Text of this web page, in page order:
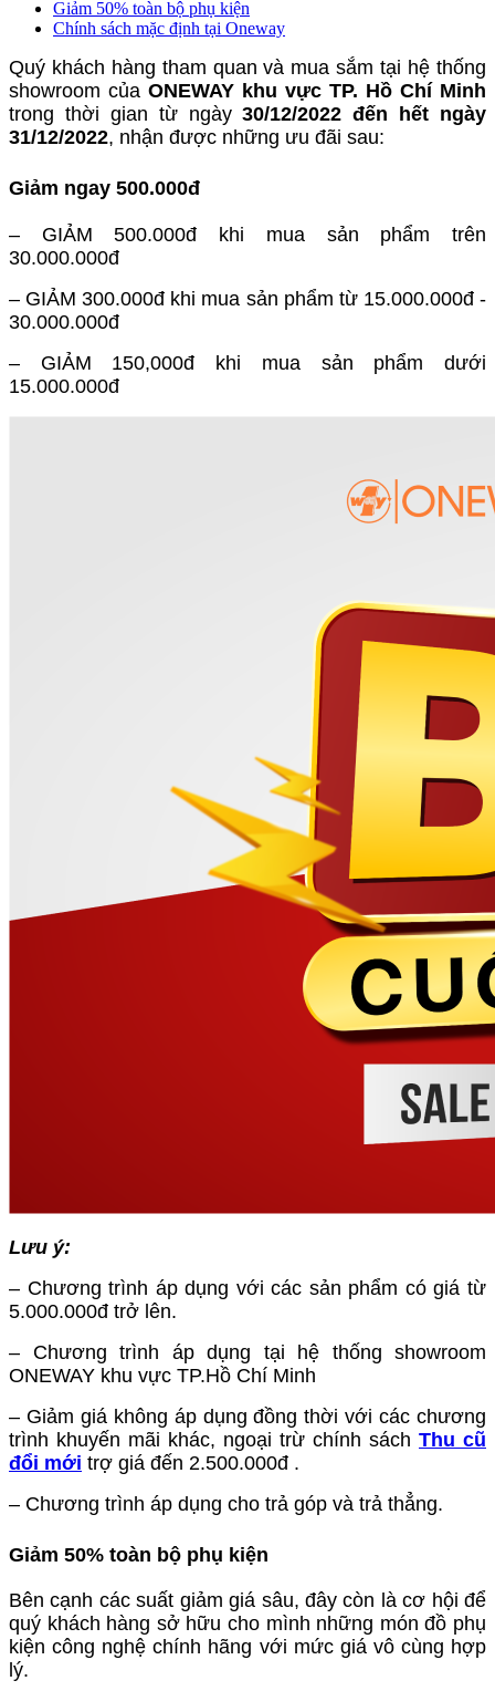
Giảm 50% toàn bộ phụ kiện
Chính sách mặc định tại Oneway
Quý khách hàng tham quan và mua sắm tại hệ thống
showroom của ONEWAY khu vực TP. Hồ Chí Minh
trong thời gian từ ngày30/12/2022 đến hết ngày
31/12/2022, nhận được những ưu đãi sau:
Giảm ngay 500.000đ
– GIẢM 500.000đ khi mua sản phẩm trên
30.000.000đ
– GIẢM 300.000đ khi mua sản phẩm từ 15.000.000đ -
30.000.000đ
– GIẢM 150,000đ khi mua sản phẩm dưới
15.000.000đ
Lưu ý:
– Chương trình áp dụng với các sản phẩm có giá từ
5.000.000đ trở lên.
– Chương trình áp dụng tại hệ thống showroom
ONEWAY khu vực TP.Hồ Chí Minh
– Giảm giá không áp dụng đồng thời với các chương
trình khuyến mãi khác, ngoại trừ chính sách Thu cũ
đổi mới trợ giá đến 2.500.000đ .
– Chương trình áp dụng cho trả góp và trả thẳng.
Giảm 50% toàn bộ phụ kiện
Bên cạnh các suất giảm giá sâu, đây còn là cơ hội để
quý khách hàng sở hữu cho mình những món đồ phụ
kiện công nghệ chính hãng với mức giá vô cùng hợp
lý.